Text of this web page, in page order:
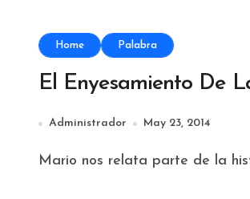
Home Palabra
El Enyesamiento De
Administrador May 23, 2014
Mario nos relata parte de la